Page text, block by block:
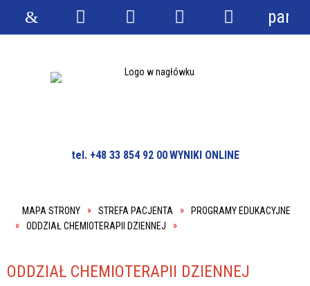
tel. +48 33 854 92 00WYNIKI ONLINE
MAPA STRONY STREFA PACJENTA
PROGRAMY EDUKACYJNE
ODDZIAŁ CHEMIOTERAPII DZIENNEJ
ODDZIAŁ CHEMIOTERAPII DZIENNEJ
StronaWyszukiwarka
Narzędzia
Menu Menu
panel